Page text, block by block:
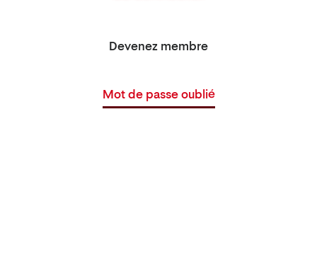
Devenez membre
Mot de passe oublié